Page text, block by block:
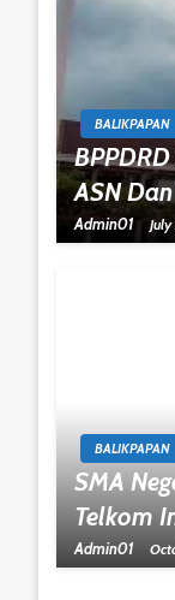
BALIKPAPAN
ASN
Admin01 July
BALIKPAPAN
SMA
Telkom
Admin01